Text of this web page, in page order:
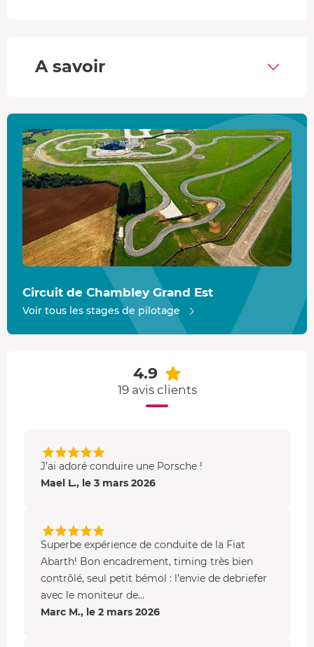
compacte française.
Porsche Cayman 987: 275 ch, moteur 2.7L flat-six,
automobile allemande avec une tenue de route
exceptionnelle.
Alpine A110: 252 ch, moteur 1.8L turbo, légère et
agile.
BMW M2 Compétition: 410 ch, moteur 3.0L twin-
turbo, coupé puissant aux performances sportives.
Mustang V8: 450 ch, moteur 5.0L V8, un
rugissement distinctif.
: 550 ch, moteur V6 biturbo.
Porsche 911 992 GT3: 510 ch, moteur flat-six, icône
alliant tradition et modernité.
Lamborghini Gallardo LP-560
: 560 ch, moteur 5.2L
italien combinant puissance et élégance.
tout simplement un monstre de puissance.
Un accès progressif aux commandes
leur sécurité. Par conséquent, chaque formule permet un
accès progressif
aux commandes
2 tours: Accès au volant uniquement, pédales non
utilisées
4 tours: Accès au volant, et accélérateur
A savoir
Circuit de Chambley Grand Est
Voir tous les stages de pilotage
4.9
19 avis clients
J’ai adoré conduire une Porsche !
Mael L., le 3 mars 2026
Superbe expérience de conduite de la Fiat
Abarth! Bon encadrement, timing très bien
contrôlé, seul petit bémol : l’envie de debriefer
avec le moniteur de...
Marc M., le 2 mars 2026